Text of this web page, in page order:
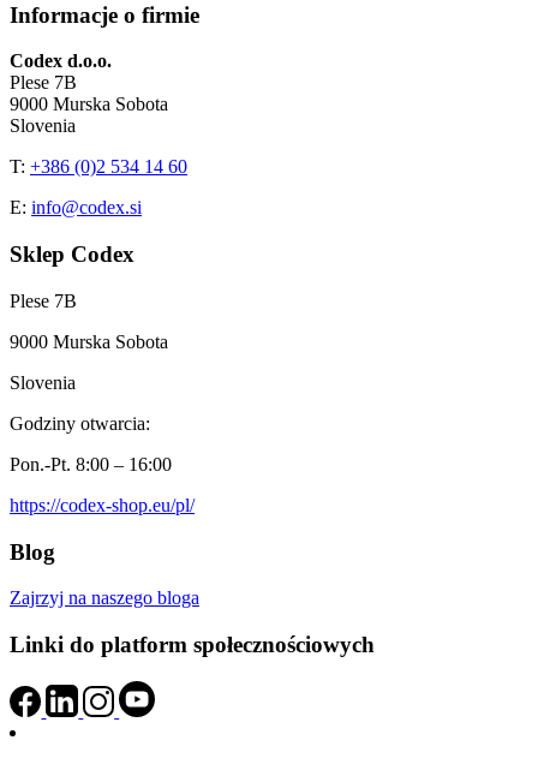
Informacje o firmie
Codex d.o.o.
Plese 7B
9000 Murska Sobota
Slovenia
T: +386 (0)2 534 14 60
E: info@codex.si
Sklep Codex
Plese 7B
9000 Murska Sobota
Slovenia
Godziny otwarcia:
Pon.-Pt. 8:00 – 16:00
https://codex-shop.eu/pl/
Blog
Zajrzyj na naszego bloga
Linki do platform społecznościowych